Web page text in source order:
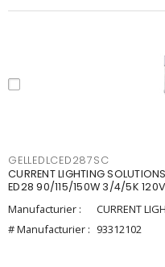
GELLEDLCED287SC
CURRENT LIGHTING
ED28 90/115/150W 3/4/5K 120V
Manufacturier :
CURRENT
# Manufacturier : 93312102